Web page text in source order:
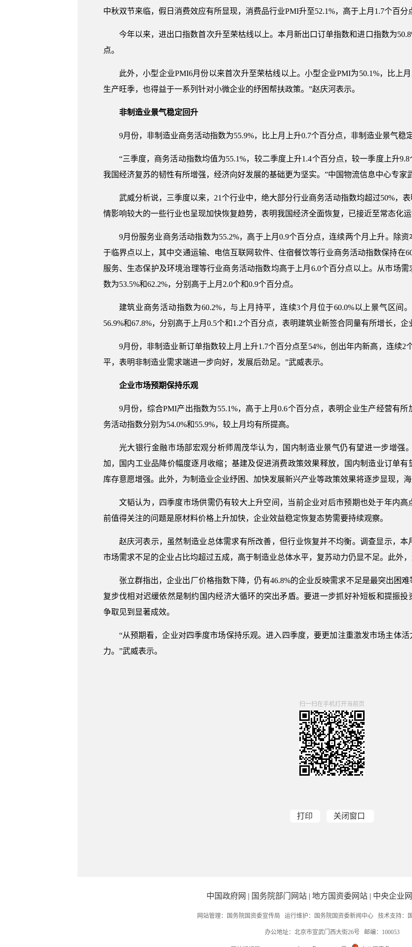
中秋双节来临，假日消费效应有所显现，消费品行业PMI升至52.1%，高于上月1.7个百分
今年以来，进出口指数首次升至荣枯线以上。本月新出口订单指数和进口指数为
点。
此外，小型企业PMI6月份以来首次升至荣枯线以上。小型企业PMI为50.1%，比上
生产旺季，也得益于一系列针对小微企业的纾困帮扶政策。”赵庆河表示。
非制造业景气稳定回升
9月份，非制造业商务活动指数为55.9%，比上月上升0.7个百分点，非制造业景气稳定
“三季度，商务活动指数均值为55.1%，较二季度上升1.4个百分点，较一季度上升
我国经济复苏的韧性有所增强，经济向好发展的基础更为坚实。”中国物流信息中心专家
武威分析说，三季度以来，21个行业中，绝大部分行业商务活动指数均超过50%，
情影响较大的一些行业也呈现加快恢复趋势，表明我国经济全面恢复，已接近至常态化运
9月份服务业商务活动指数为55.2%，高于上月0.9个百分点，连续两个月上升。除
于临界点以上，其中交通运输、电信互联网软件、住宿餐饮等行业商务活动指数保持在
服务、生态保护及环境治理等行业商务活动指数均高于上月6.0个百分点以上。从市场
数为53.5%和62.2%，分别高于上月2.0个和0.9个百分点。
建筑业商务活动指数为60.2%，与上月持平，连续3个月位于60.0%以上景气区间
56.9%和67.8%，分别高于上月0.5个和1.2个百分点，表明建筑业新签合同量有所增长，企
9月份，非制造业新订单指数较上月上升1.7个百分点至54%，创出年内新高，连续2
平，表明非制造业需求端进一步向好，发展后劲足。”武威表示。
企业市场预期保持乐观
9月份，综合PMI产出指数为55.1%，高于上月0.6个百分点，表明企业生产经营有
务活动指数分别为54.0%和55.9%，较上月均有所提高。
光大银行金融市场部宏观分析师周茂华认为，国内制造业景气仍有望进一步增强
加，国内工业品降价幅度逐月收缩；基建及促进消费政策效果释放，国内制造业订单
库存意愿增强。此外，为制造业企业纾困、加快发展新兴产业等政策效果将逐步显现，
文韬认为，四季度市场供需仍有较大上升空间，当前企业对后市预期也处于年内
前值得关注的问题是原材料价格上升加快，企业效益稳定恢复态势需要持续观察。
赵庆河表示，虽然制造业总体需求有所改善，但行业恢复并不均衡。调查显示，
市场需求不足的企业占比均超过五成，高于制造业总体水平，复苏动力仍显不足。此外
张立群指出，企业出厂价格指数下降，仍有46.8%的企业反映需求不足是最突出困
复步伐相对迟缓依然是制约国内经济大循环的突出矛盾。要进一步抓好补短板和提振
争取见到显著成效。
“从预期看，企业对四季度市场保持乐观。进入四季度，要更加注重激发市场主体
力。”武威表示。
扫一扫在手机打开当前页
打印 关闭窗口